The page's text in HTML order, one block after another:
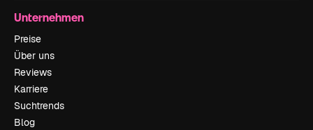
Unternehmen
Preise
Über uns
Reviews
Karriere
Suchtrends
Blog